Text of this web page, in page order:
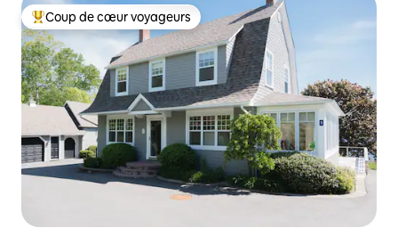
Coups de cœur voyageurs les plus appréciés
Coup de cœur voyageurs